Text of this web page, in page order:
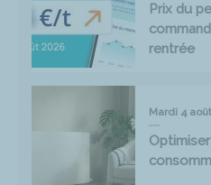
Prix du
rentrée
Mardi 4